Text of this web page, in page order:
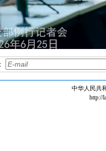
中华人民共
http://